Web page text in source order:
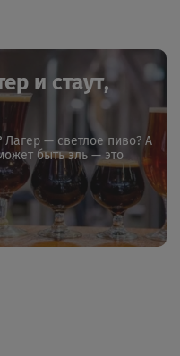
и стаут,
Лагер — светлое пиво? А
быть эль — это